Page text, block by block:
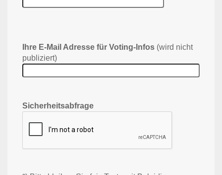
Ihre E-Mail Adresse für Voting-Infos (wird nicht
publiziert)
Sicherheitsabfrage